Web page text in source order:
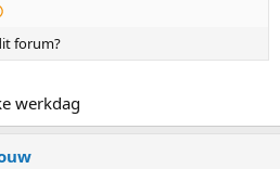
forum?
werkdag